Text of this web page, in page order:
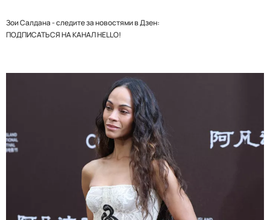
Зои Салдана - следите за новостями в Дзен:
ПОДПИСАТЬСЯ НА КАНАЛ HELLO!